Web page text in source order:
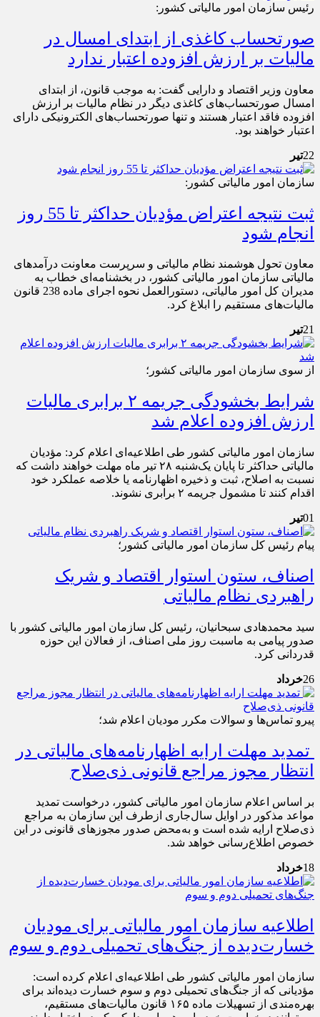
رئیس سازمان امور مالیاتی کشور:
صورتحساب کاغذی از ابتدای امسال در
مالیات بر ارزش افزوده اعتبار ندارد
معاون وزیر اقتصاد و دارایی گفت: به موجب قانون، از ابتدای
امسال صورتحساب‌های کاغذی دیگر در نظام مالیات بر ارزش
افزوده فاقد اعتبار هستند و تنها صورتحساب‌های الکترونیکی دارای
اعتبار خواهند بود.
22تیر
سازمان امور مالیاتی کشور:
ثبت نتیجه اعتراض مؤدیان حداکثر تا 55 روز
انجام شود
معاون تحول هوشمند نظام مالیاتی و سرپرست معاونت درآمدهای
مالیاتی سازمان امور مالیاتی کشور، در بخشنامه‌ای خطاب به
مدیران کل امور مالیاتی، دستورالعمل نحوه اجرای ماده 238 قانون
مالیات‌های مستقیم را ابلاغ کرد.
21تیر
از سوی سازمان امور مالیاتی کشور؛
شرایط بخشودگی جریمه ۲ برابری مالیات
ارزش افزوده اعلام شد
سازمان امور مالیاتی کشور طی اطلاعیه‌ای اعلام کرد: مؤدیان
مالیاتی حداکثر تا پایان یک‌شنبه ۲۸ تیر ماه مهلت خواهند داشت که
نسبت به اصلاح، ثبت و ذخیره اظهارنامه یا خلاصه عملکرد خود
اقدام کنند تا مشمول جریمه ۲ برابری نشوند.
01تیر
پیام رئیس کل سازمان امور مالیاتی کشور؛
اصناف، ستون استوار اقتصاد و شریک
راهبردی نظام مالیاتی
سید محمدهادی سبحانیان، رئیس کل سازمان امور مالیاتی کشور با
صدور پیامی به ماسبت روز ملی اصناف، از فعالان این حوزه
قدردانی کرد.
26خرداد
پیرو تماس‌‌ها و سوالات مکرر مودیان اعلام شد؛
تمدید مهلت ارایه اظهارنامه‌های مالیاتی در
انتظار مجوز مراجع قانونی ذی‌‌صلاح
بر اساس اعلام سازمان امور مالیاتی کشور، درخواست تمدید
مواعد مذکور در اوایل سال‌جاری ازطرف این سازمان به مراجع
ذی‌‌صلاح ارایه شده است و به‌محض صدور مجوزهای قانونی در این
خصوص اطلاع‌‌رسانی خواهد شد.
18خرداد
اطلاعیه سازمان امور مالیاتی برای مودیان
خسارت‌دیده از جنگ‌های تحمیلی دوم و سوم
سازمان امور مالیاتی کشور طی اطلاعیه‌ای اعلام کرده است:
مؤدیانی که از جنگ‌های تحمیلی دوم و سوم خسارت دیده‌اند برای
بهره‌مندی از تسهیلات ماده ۱۶۵ قانون مالیات‌های مستقیم،